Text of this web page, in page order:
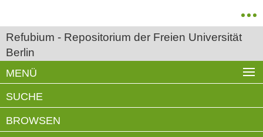
Refubium - Repositorium der Freien Universität
Berlin
MENÜ
SUCHE
BROWSEN